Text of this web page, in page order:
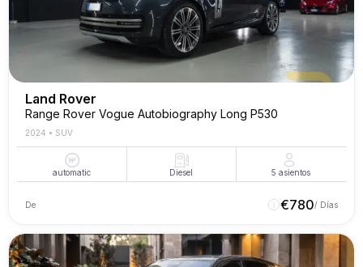
Land Rover
Range Rover Vogue Autobiography Long P530
2024 • SUV
automatic Diesel 5 asientos
De €780/ Días